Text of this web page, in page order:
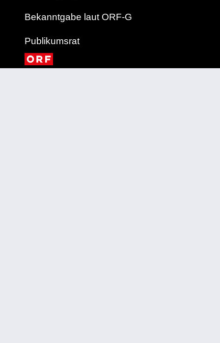
Bekanntgabe laut ORF-G
Publikumsrat